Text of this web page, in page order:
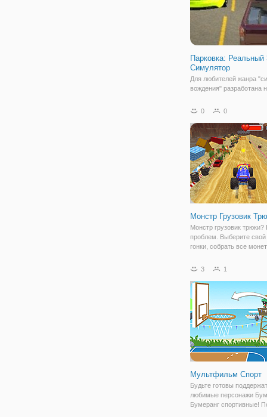
Парковка: Реальный
Симулятор
Для любителей жанра
вождения" разработана
Симулятор". Здесь вы
нужно припарковать в
парковочное место. Для
прохождения у вас есть
0 0
Монстр Грузовик
Монстр грузовик трюки?
проблем. Выберите свой
гонки, собрать все
3
1
Мультфильм Спорт
Будьте готовы
любимые персонажи
Бумеранг спортивные!